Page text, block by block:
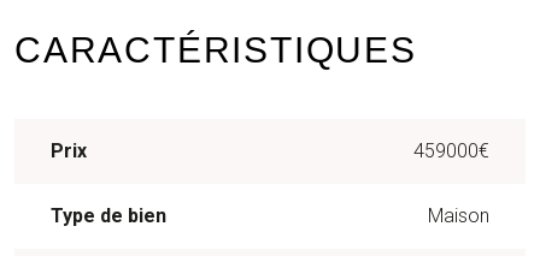
CARACTÉRISTIQUES
Prix 459000€
Type de bien Maison